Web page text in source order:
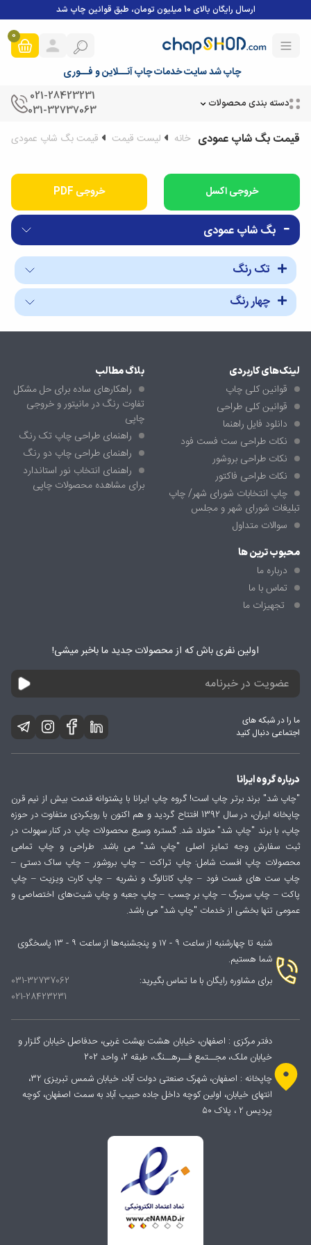
ارسال رایگان بالای 10 میلیون تومان، طبق قوانین چاپ شد
چاپ شد سایت خدمات چاپ آنــلاین و فــوری
0
دسته بندی محصولات
021-28423231
031-32737063
قیمت بگ شاپ عمودی خانه لیست قیمت قیمت بگ شاپ عمودی
خروجی PDF
بگ شاپ عمودی
تک رنگ
چهار رنگ
لینک‌های کاربردی
قوانین کلی چاپ
قوانین کلی طراحی
دانلود فایل راهنما
نکات طراحی ست فست فود
نکات طراحی بروشور
نکات طراحی فاکتور
چاپ انتخابات شورای شهر/ چاپ
تبلیغات شورای شهر و مجلس
سوالات متداول
بلاگ مطالب
راهکارهای ساده برای حل مشکل
تفاوت رنگ در مانیتور و خروجی
چاپی
راهنمای طراحی چاپ تک رنگ
راهنمای طراحی چاپ دو رنگ
راهنمای انتخاب نور استاندارد
برای مشاهده محصولات چاپی
محبوب ترین ها
درباره ما
تماس با ما
تجهیزات ما
اولین نفری باش که از محصولات جدید ما باخبر میشی!
ما را در شبکه های
اجتماعی دنبال کنید
درباره گروه ایرانا
"چاپ شد" برند برتر چاپ است! گروه چاپ ایرانا با پشتوانه قدمت بیش از نیم قرن
چاپخانه ایران، در سال 1392 افتتاح گردید و هم اکنون با رویکردی متفاوت در حوزه
چاپ، با برند "چاپ شد" متولد شد. گستره وسیع محصولات چاپ در کنار سهولت در
ثبت سفارش وجه تمایز اصلی "چاپ شد" می باشد. طراحی و چاپ تمامی
محصولات چاپ افست شامل: چاپ تراکت – چاپ بروشور – چاپ ساک دستی –
چاپ ست های فست فود – چاپ کاتالوگ و نشریه – چاپ کارت ویزیت – چاپ
پاکت – چاپ سربرگ – چاپ بر چسب – چاپ جعبه و چاپ شیت‌های اختصاصی و
عمومی تنها بخشی از خدمات "چاپ شد" می باشد.
شنبه تا چهارشنبه از ساعت ۹ - ۱۷ و پنجشنبه‌ها از ساعت ۹ - ۱۳ پاسخگوی
شما هستیم.
برای مشاوره رایگان با ما تماس بگیرید:
031-32737062
021-28423231
دفتر مرکزی : اصفهان، خیابان هشت بهشت غربی، حدفاصل خیابان گلزار و
خیابان ملک، مجــتمع فــرهــنگ، طبقه 2، واحد 202
چاپخانه : اصفهان، شهرک صنعتی دولت آباد، خیابان شمس تبریزی ۳۲،
انتهای خیابان، اولین کوچه داخل جاده حبیب آباد به سمت اصفهان، کوچه
پردیس ۲ ، پلاک ۵۰